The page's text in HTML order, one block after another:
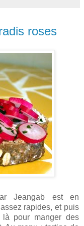
roses
Jeangab est en
rapides, et puis
pour manger des